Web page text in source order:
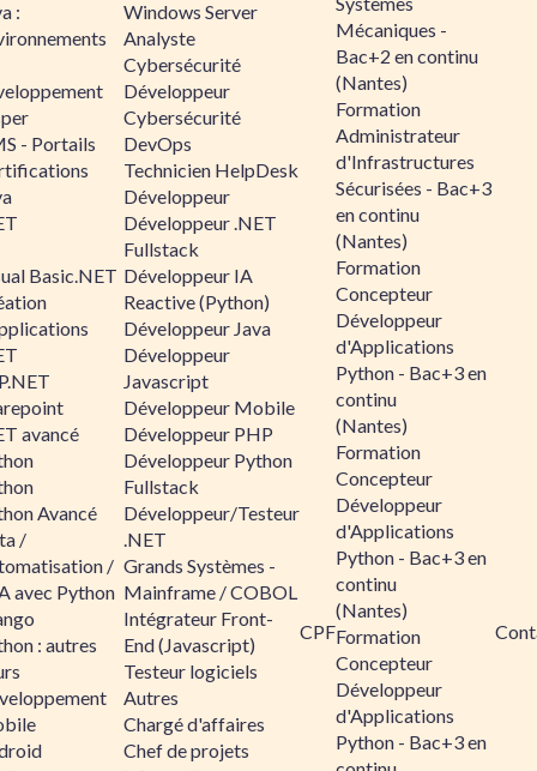
:
- Portails
Basic.NET
avancé
Avancé
/
/
avec Python
: autres
Windows Server
Analyste
Cybersécurité
Développeur
Cybersécurité
DevOps
Technicien HelpDesk
Développeur
Développeur .NET
Fullstack
Développeur IA
Reactive (Python)
Développeur Java
Développeur
Javascript
Développeur Mobile
Développeur PHP
Développeur Python
Fullstack
Développeur/Testeur
.NET
Grands Systèmes -
Mainframe / COBOL
Intégrateur Front-
End (Javascript)
Testeur logiciels
Autres
Chargé d'affaires
Chef de projets
CPF
Mécaniques -
Bac+2 en continu
(Nantes)
Formation
Administrateur
d'Infrastructures
Sécurisées - Bac+3
en continu
(Nantes)
Formation
Concepteur
Développeur
d'Applications
Python - Bac+3 en
continu
(Nantes)
Formation
Concepteur
Développeur
d'Applications
Python - Bac+3 en
continu
(Nantes)
Formation
Concepteur
Développeur
d'Applications
Python - Bac+3 en